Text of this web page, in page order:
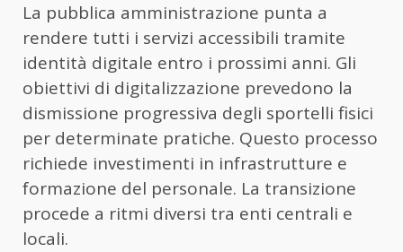
La pubblica amministrazione punta a
rendere tutti i servizi accessibili tramite
identità digitale entro i prossimi anni. Gli
obiettivi di digitalizzazione prevedono la
dismissione progressiva degli sportelli fisici
per determinate pratiche. Questo processo
richiede investimenti in infrastrutture e
formazione del personale. La transizione
procede a ritmi diversi tra enti centrali e
locali.